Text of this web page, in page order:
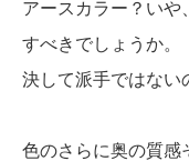
アースカラー？いや
すべきでしょうか。
決して派手ではない
色のさらに奥の質感